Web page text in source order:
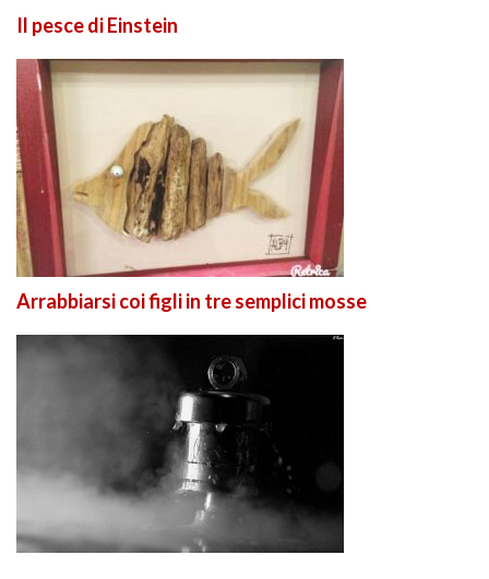
Il pesce di Einstein
Arrabbiarsi coi figli in tre semplici mosse